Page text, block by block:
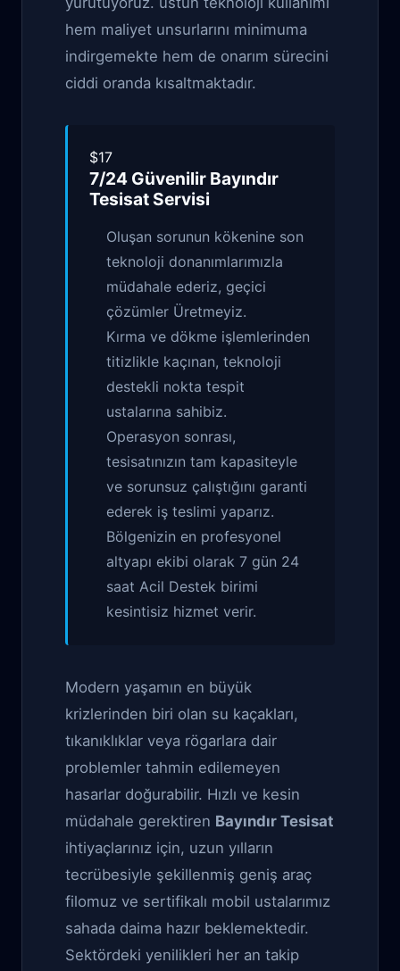
hem maliyet unsurlarını minimuma
indirgemekte hem de onarım sürecini
ciddi oranda kısaltmaktadır.
$17
7/24 Güvenilir Bayındır
Tesisat Servisi
Oluşan sorunun kökenine son
teknoloji donanımlarımızla
müdahale ederiz, geçici
çözümler Üretmeyiz.
Kırma ve dökme işlemlerinden
titizlikle kaçınan, teknoloji
destekli nokta tespit
ustalarına sahibiz.
Operasyon sonrası,
tesisatınızın tam kapasiteyle
ve sorunsuz çalıştığını garanti
ederek iş teslimi yaparız.
Bölgenizin en profesyonel
altyapı ekibi olarak 7 gün 24
saat Acil Destek birimi
kesintisiz hizmet verir.
Modern yaşamın en büyük
krizlerinden biri olan su kaçakları,
tıkanıklıklar veya rögarlara dair
problemler tahmin edilemeyen
hasarlar doğurabilir. Hızlı ve kesin
müdahale gerektiren Bayındır Tesisat
ihtiyaçlarınız için, uzun yılların
tecrübesiyle şekillenmiş geniş araç
filomuz ve sertifikalı mobil ustalarımız
sahada daima hazır beklemektedir.
Sektördeki yenilikleri her an takip